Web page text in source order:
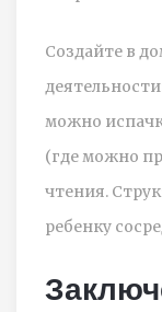
Создайте в
можно
(где можно
чтения.
ребенку